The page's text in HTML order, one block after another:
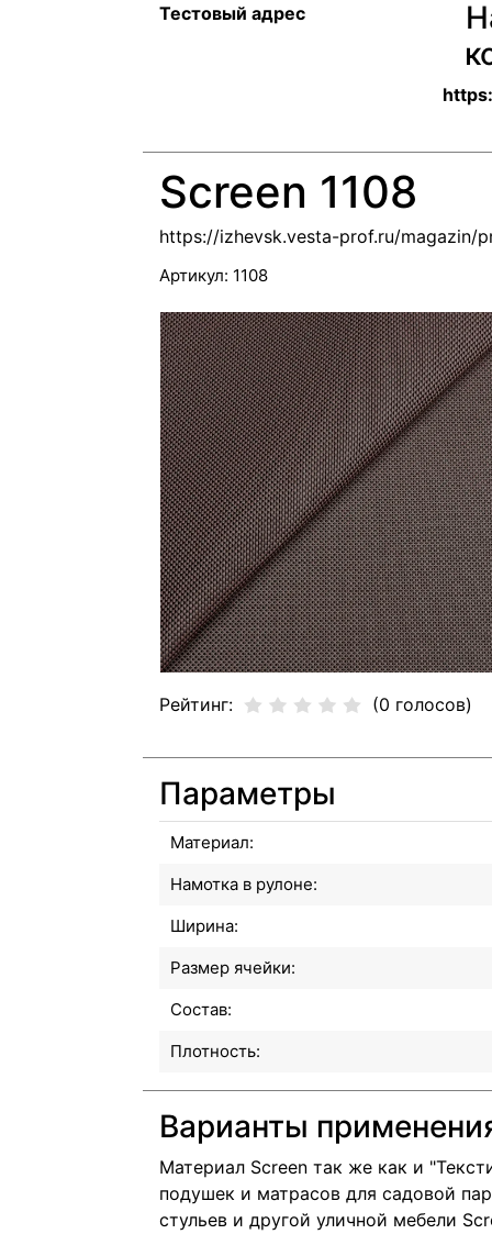
Тестовый адрес
Screen 1108
https://izhevsk.vesta-prof.ru/magazin/
Артикул: 1108
Рейтинг: (0 голосов)
Параметры
Материал:
Намотка в рулоне:
Ширина:
Размер ячейки:
Состав:
Плотность:
Варианты
Материал Screen так же как и
подушек и матрасов для садовой
стульев и другой уличной мебели